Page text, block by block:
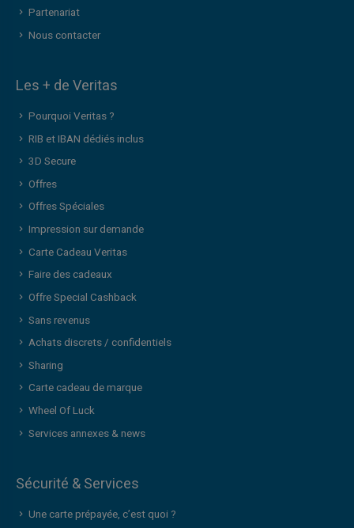
Partenariat
Nous contacter
Les + de Veritas
Pourquoi Veritas ?
RIB et IBAN dédiés inclus
3D Secure
Offres
Offres Spéciales
Impression sur demande
Carte Cadeau Veritas
Faire des cadeaux
Offre Special Cashback
Sans revenus
Achats discrets / confidentiels
Sharing
Carte cadeau de marque
Wheel Of Luck
Services annexes & news
Sécurité & Services
Une carte prépayée, c’est quoi ?